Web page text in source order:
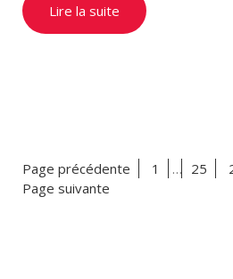
Lire la suite
Page précédente 1 … 25
Page suivante